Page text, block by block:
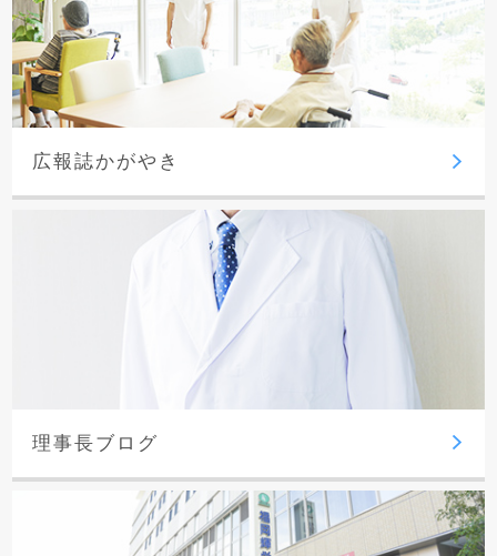
広報誌かがやき
理事長ブログ